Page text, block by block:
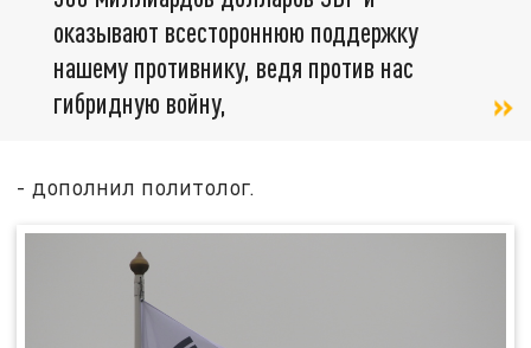
оказывают всестороннюю поддержку
нашему противнику, ведя против нас
гибридную войну,
- дополнил политолог.